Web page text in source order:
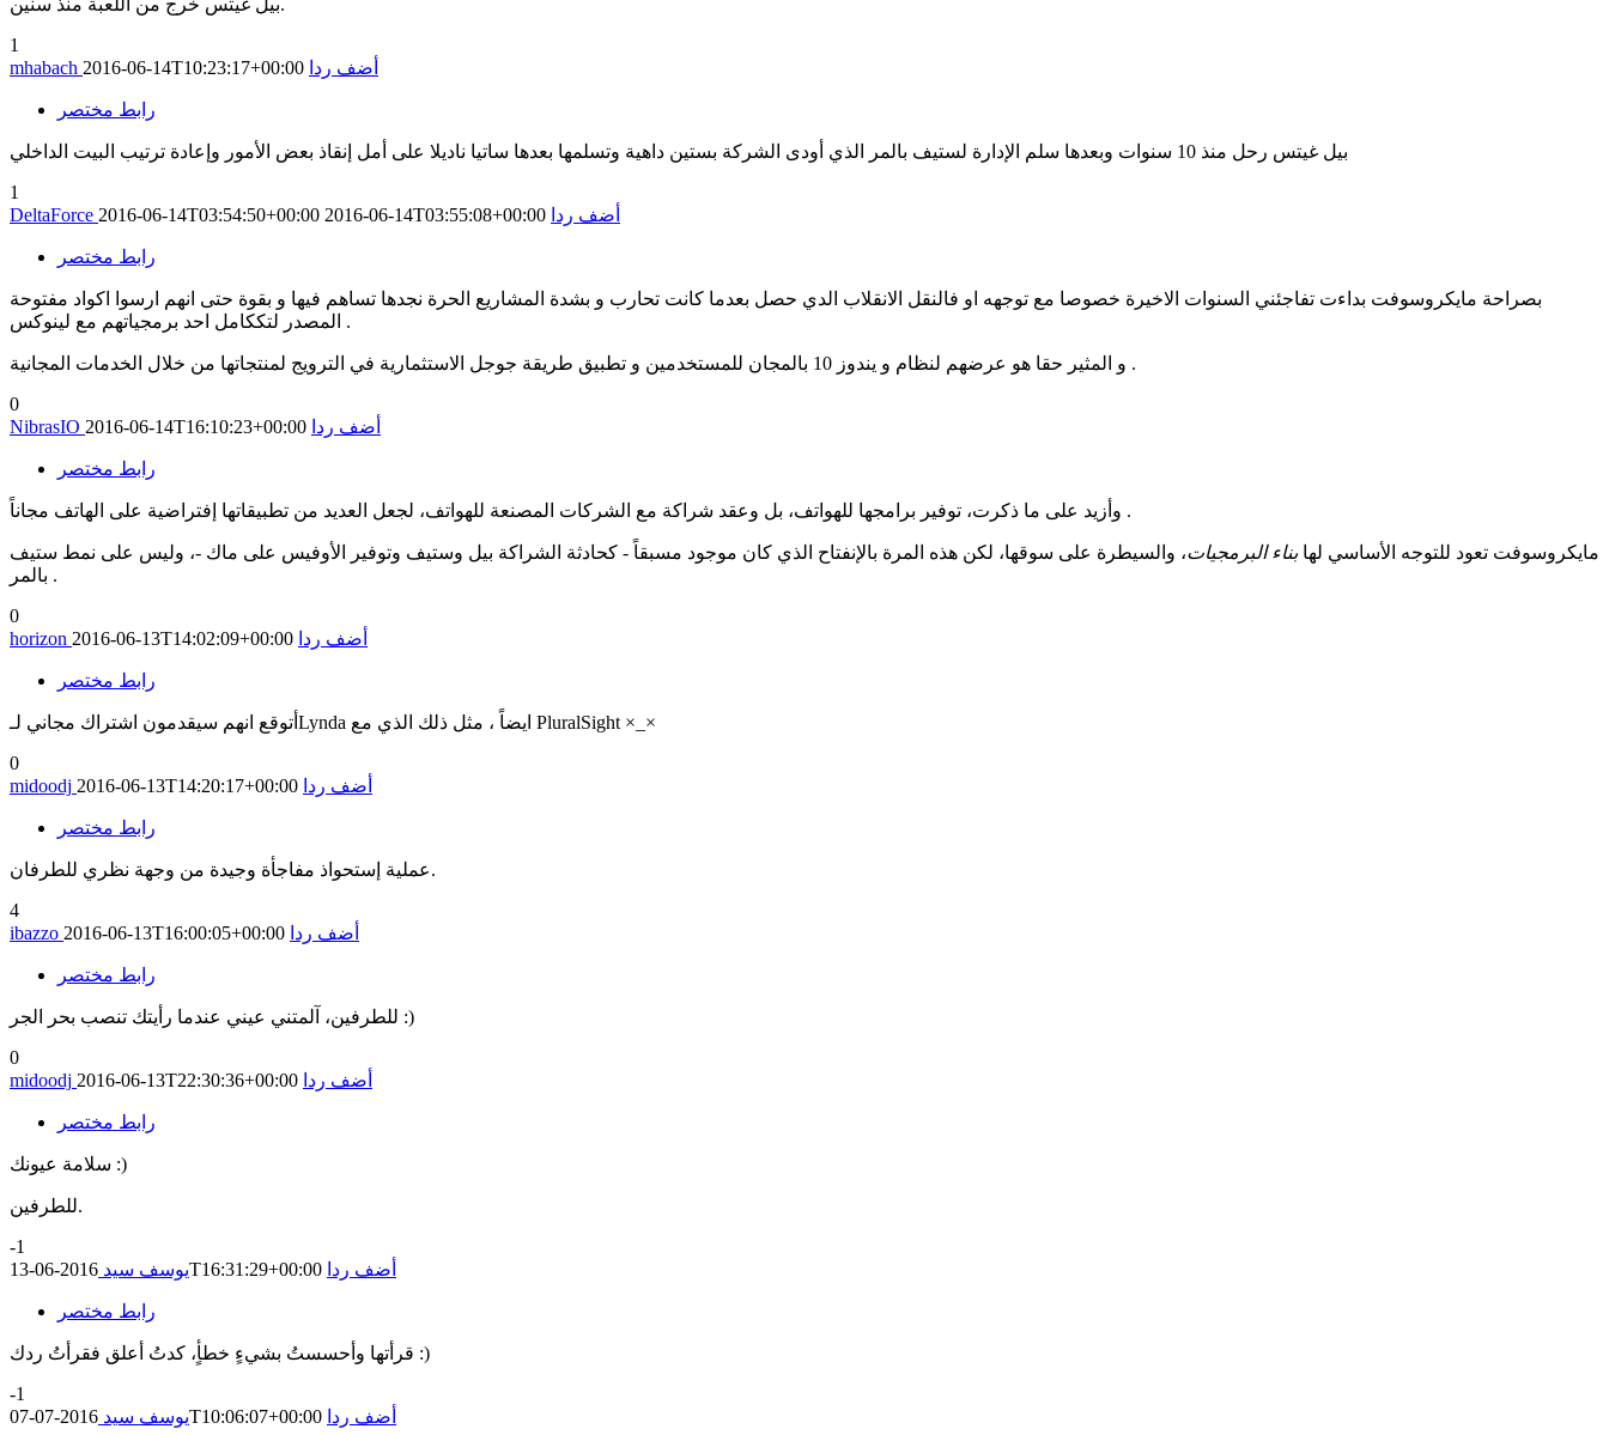
بيل غيتس خرج من اللعبة منذ سنين.
1
mhabach 2016-06-14T10:23:17+00:00 أضف ردا
رابط مختصر
بيل غيتس رحل منذ 10 سنوات وبعدها سلم الإدارة لستيف بالمر الذي أودى الشركة بستين داهية وتسلمها بعدها ساتيا ناديلا على أمل إنقاذ بعض الأمور وإعادة ترتيب البيت الداخلي
1
DeltaForce 2016-06-14T03:54:50+00:00 2016-06-14T03:55:08+00:00 أضف ردا
رابط مختصر
بصراحة مايكروسوفت بداءت تفاجئني السنوات الاخيرة خصوصا مع توجهه او فالنقل الانقلاب الدي حصل بعدما كانت تحارب و بشدة المشاريع الحرة نجدها تساهم فيها و بقوة حتى انهم ارسوا اكواد مفتوحة
المصدر لتككامل احد برمجياتهم مع لينوكس .
و المثير حقا هو عرضهم لنظام و يندوز 10 بالمجان للمستخدمين و تطبيق طريقة جوجل الاستثمارية في الترويج لمنتجاتها من خلال الخدمات المجانية .
0
NibrasIO 2016-06-14T16:10:23+00:00 أضف ردا
رابط مختصر
وأزيد على ما ذكرت، توفير برامجها للهواتف، بل وعقد شراكة مع الشركات المصنعة للهواتف، لجعل العديد من تطبيقاتها إفتراضية على الهاتف مجاناً .
مايكروسوفت تعود للتوجه الأساسي لهابناء البرمجيات، والسيطرة على سوقها، لكن هذه المرة بالإنفتاح الذي كان موجود مسبقاً - كحادثة الشراكة بيل وستيف وتوفير الأوفيس على ماك -، وليس على نمط ستيف
بالمر .
0
horizon 2016-06-13T14:02:09+00:00 أضف ردا
رابط مختصر
أتوقع انهم سيقدمون اشتراك مجاني لـLynda ايضاً ، مثل ذلك الذي مع PluralSight ×_×
0
midoodj 2016-06-13T14:20:17+00:00 أضف ردا
رابط مختصر
عملية إستحواذ مفاجأة وجيدة من وجهة نظري للطرفان.
4
ibazzo 2016-06-13T16:00:05+00:00 أضف ردا
رابط مختصر
للطرفين، آلمتني عيني عندما رأيتك تنصب بحر الجر :)
0
midoodj 2016-06-13T22:30:36+00:00 أضف ردا
رابط مختصر
سلامة عيونك :)
للطرفين.
-1
يوسف سيد2016-06-13T16:31:29+00:00 أضف ردا
رابط مختصر
قرأتها وأحسستُ بشيءٍ خطأٍ، كدتُ أعلق فقرأتُ ردك :)
-1
يوسف سيد2016-07-07T10:06:07+00:00 أضف ردا